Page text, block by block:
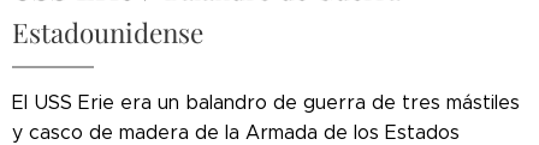
Estadounidense
El USS Erie era un balandro de guerra de tres mástiles
y casco de madera de la Armada de los Estados